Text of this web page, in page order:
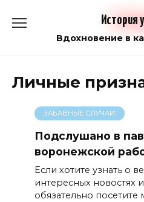
содержанию
История
Вдохновение в
Личные
ЗАБАВНЫЕ СЛУЧАИ
Подслушано в
воронежской
Если хотите узнать о
интересных новостях
обязательно